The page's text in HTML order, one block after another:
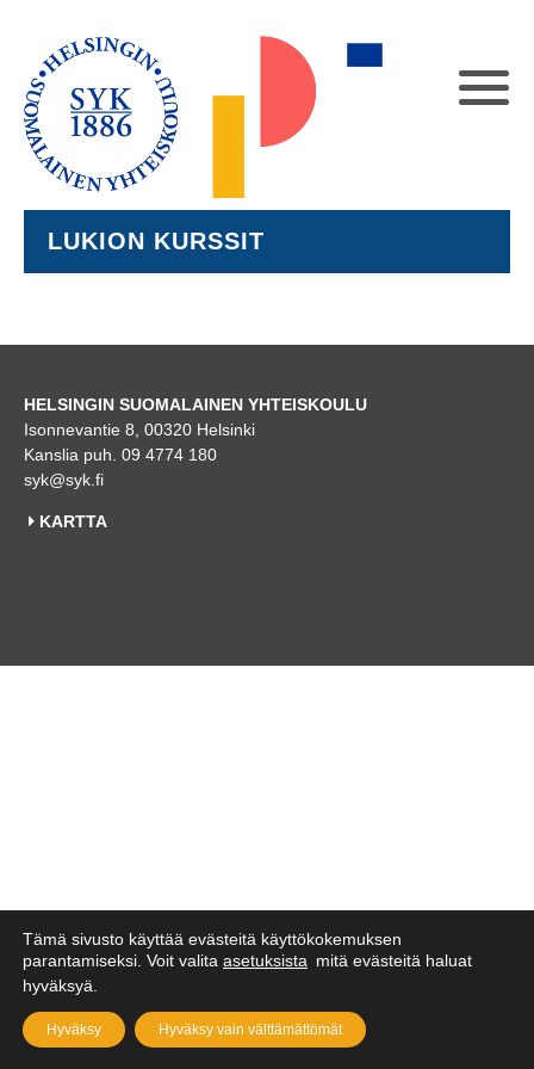
LUKION KURSSIT
HELSINGIN SUOMALAINEN YHTEISKOULU
Isonnevantie 8, 00320 Helsinki
Kanslia puh. 09 4774 180
syk@syk.fi
KARTTA
Tämä sivusto käyttää evästeitä käyttökokemuksen
parantamiseksi. Voit valita asetuksista mitä evästeitä haluat
hyväksyä.
Hyväksy Hyväksy vain välttämättömät